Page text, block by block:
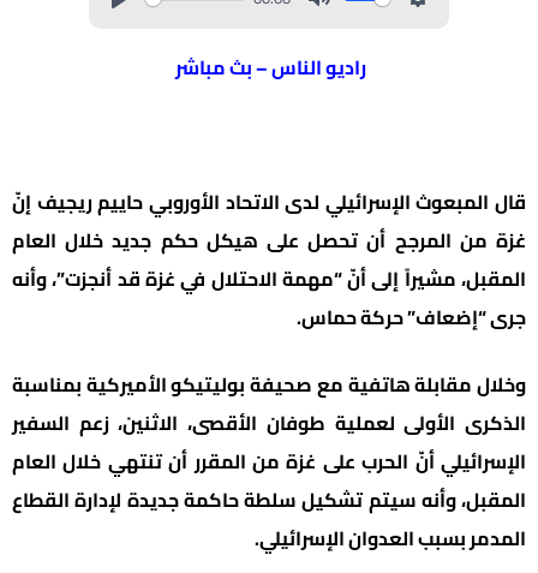
راديو الناس – بث مباشر
قال المبعوث الإسرائيلي لدى الاتحاد الأوروبي حاييم ريجيف إنّ
غزة من المرجح أن تحصل على هيكل حكم جديد خلال العام
المقبل، مشيراً إلى أنّ “مهمة الاحتلال في غزة قد أنجزت”، وأنه
جرى “إضعاف” حركة حماس.
وخلال مقابلة هاتفية مع صحيفة بوليتيكو الأميركية بمناسبة
الذكرى الأولى لعملية طوفان الأقصى، الاثنين، زعم السفير
الإسرائيلي أنّ الحرب على غزة من المقرر أن تنتهي خلال العام
المقبل، وأنه سيتم تشكيل سلطة حاكمة جديدة لإدارة القطاع
المدمر بسبب العدوان الإسرائيلي.